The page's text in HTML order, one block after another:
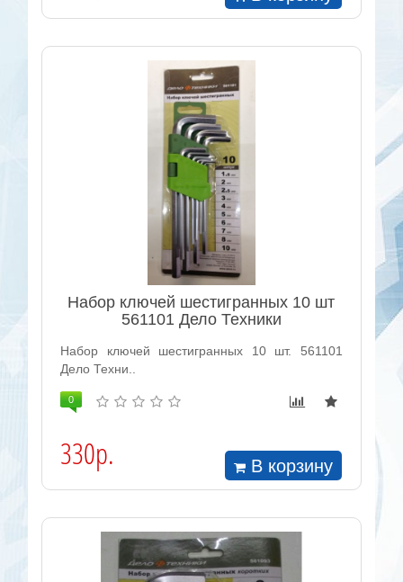
Набор ключей шестигранных 10 шт
561101 Дело Техники
Набор ключей шестигранных 10 шт. 561101
Дело Техни..
0
330р. В корзину